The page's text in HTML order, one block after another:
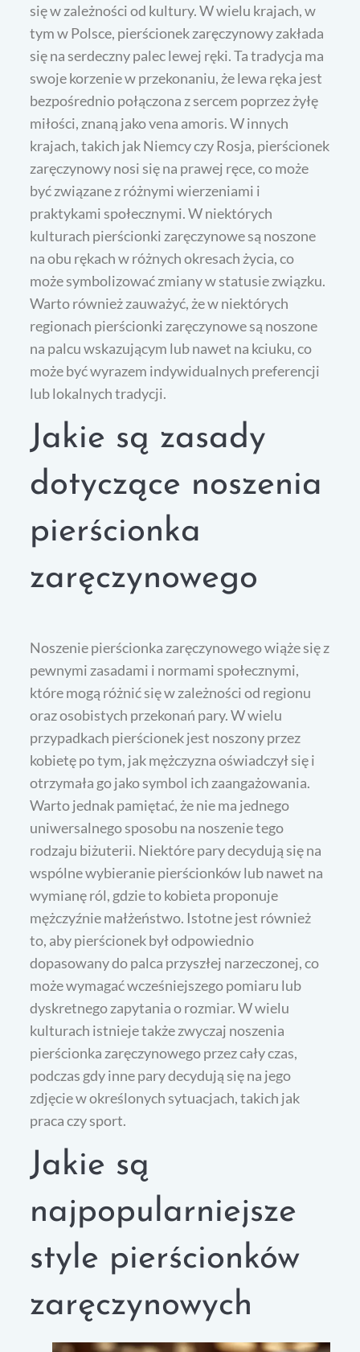
się w zależności od kultury. W wielu krajach, w
tym w Polsce, pierścionek zaręczynowy zakłada
się na serdeczny palec lewej ręki. Ta tradycja ma
swoje korzenie w przekonaniu, że lewa ręka jest
bezpośrednio połączona z sercem poprzez żyłę
miłości, znaną jako vena amoris. W innych
krajach, takich jak Niemcy czy Rosja, pierścionek
zaręczynowy nosi się na prawej ręce, co może
być związane z różnymi wierzeniami i
praktykami społecznymi. W niektórych
kulturach pierścionki zaręczynowe są noszone
na obu rękach w różnych okresach życia, co
może symbolizować zmiany w statusie związku.
Warto również zauważyć, że w niektórych
regionach pierścionki zaręczynowe są noszone
na palcu wskazującym lub nawet na kciuku, co
może być wyrazem indywidualnych preferencji
lub lokalnych tradycji.
Jakie są zasady
dotyczące noszenia
pierścionka
zaręczynowego
Noszenie pierścionka zaręczynowego wiąże się z
pewnymi zasadami i normami społecznymi,
które mogą różnić się w zależności od regionu
oraz osobistych przekonań pary. W wielu
przypadkach pierścionek jest noszony przez
kobietę po tym, jak mężczyzna oświadczył się i
otrzymała go jako symbol ich zaangażowania.
Warto jednak pamiętać, że nie ma jednego
uniwersalnego sposobu na noszenie tego
rodzaju biżuterii. Niektóre pary decydują się na
wspólne wybieranie pierścionków lub nawet na
wymianę ról, gdzie to kobieta proponuje
mężczyźnie małżeństwo. Istotne jest również
to, aby pierścionek był odpowiednio
dopasowany do palca przyszłej narzeczonej, co
może wymagać wcześniejszego pomiaru lub
dyskretnego zapytania o rozmiar. W wielu
kulturach istnieje także zwyczaj noszenia
pierścionka zaręczynowego przez cały czas,
podczas gdy inne pary decydują się na jego
zdjęcie w określonych sytuacjach, takich jak
praca czy sport.
Jakie są
najpopularniejsze
style pierścionków
zaręczynowych